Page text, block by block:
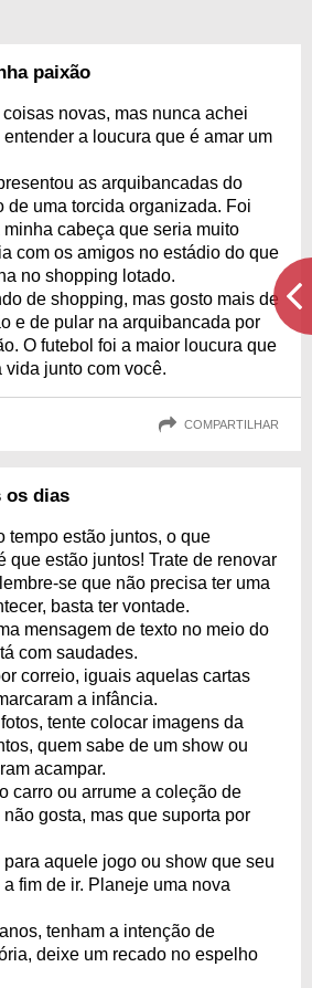
paixão
novas, mas nunca achei
a loucura que é amar um
as arquibancadas do
de uma torcida organizada. Foi
cabeça que seria muito
com os amigos no estádio do que
no shopping lotado.
de shopping, mas gosto mais de
e de pular na arquibancada por
O futebol foi a maior loucura que
junto com você.
COMPARTILHAR
os dias
tempo estão juntos, o que
que estão juntos! Trate de renovar
se que não precisa ter uma
basta ter vontade.
mensagem de texto no meio do
com saudades.
correio, iguais aquelas cartas
a infância.
tente colocar imagens da
quem sabe de um show ou
acampar.
carro ou arrume a coleção de
gosta, mas que suporta por
aquele jogo ou show que seu
fim de ir. Planeje uma nova
tenham a intenção de
deixe um recado no espelho